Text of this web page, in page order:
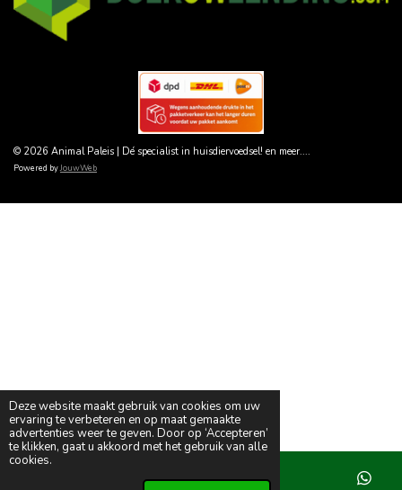
Deze website maakt gebruik van cookies om uw
ervaring te verbeteren en op maat gemaakte
advertenties weer te geven. Door op ‘Accepteren’
te klikken, gaat u akkoord met het gebruik van alle
cookies.
© 2026 Animal Paleis | Dé specialist in huisdiervoedsel! en meer....
Powered byJouwWeb